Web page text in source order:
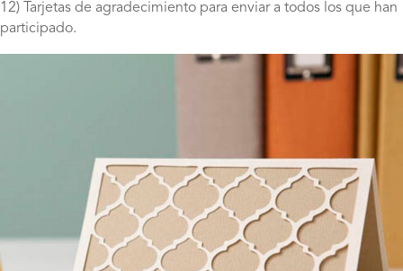
12) Tarjetas de agradecimiento para enviar a todos los que han
participado.